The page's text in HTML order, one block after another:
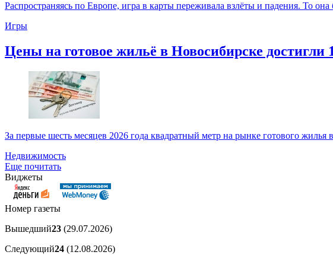
Распространяясь по Европе, игра в карты переживала взлёты и падения. То
Игры
Цены на готовое жильё в Новосибирске достигли
За первые шесть месяцев 2026 года квадратный метр на рынке готового
Недвижимость
Еще почитать
Виджеты
Номер газеты
Вышедший23 (29.07.2026)
Следующий24 (12.08.2026)